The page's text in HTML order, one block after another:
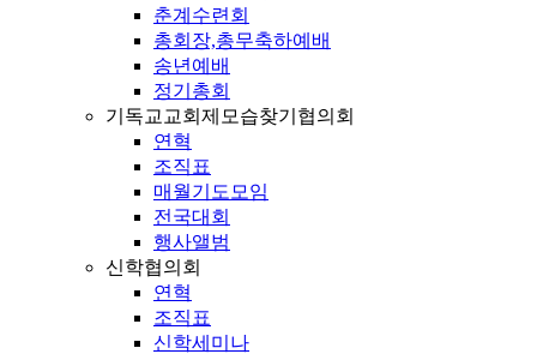
춘계수련회
총회장,총무축하예배
송년예배
정기총회
기독교교회제모습찾기협의회
연혁
조직표
매월기도모임
전국대회
행사앨범
신학협의회
연혁
조직표
신학세미나